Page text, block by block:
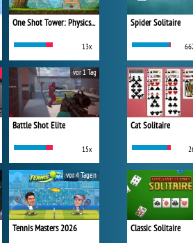
One Shot Tower: Physics Destroyer
13x
Battle Shot Elite
15x
vor 1 Tag
Tennis Masters 2026
vor 4 Tagen
Spider Solitaire
Cat Solitaire
Classic Solitaire